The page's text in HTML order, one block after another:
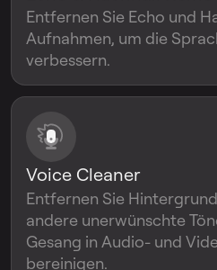
Voice Cleaner
Entfernen Sie
andere unerwünschte
Gesang in Audio- und
bereinigen.
Entfernen Sie Echo und
Aufnahmen, um die
verbessern.